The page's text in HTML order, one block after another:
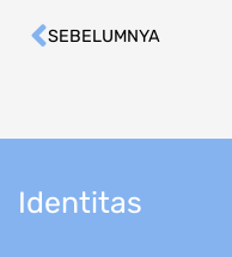
Prev
SEBELUMNYA
Identitas